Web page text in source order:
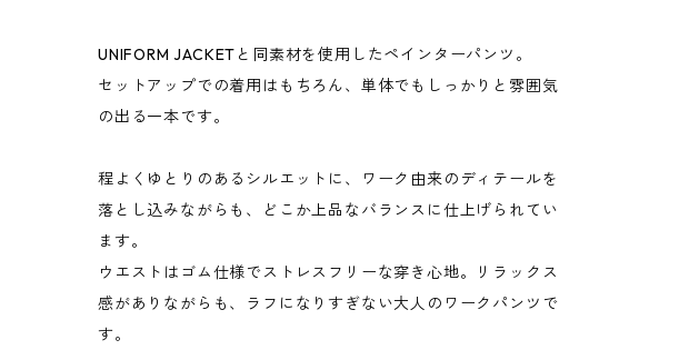
UNIFORM JACKETと同素材を使用したペインターパンツ。
セットアップでの着用はもちろん、単体でもしっかりと雰囲気
の出る一本です。
程よくゆとりのあるシルエットに、ワーク由来のディテールを
落とし込みながらも、どこか上品なバランスに仕上げられてい
ます。
ウエストはゴム仕様でストレスフリーな穿き心地。リラックス
感がありながらも、ラフになりすぎない大人のワークパンツで
す。